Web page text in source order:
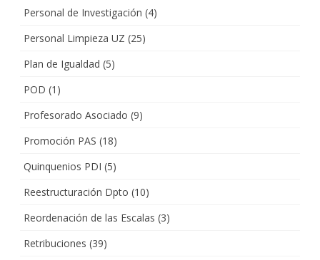
Personal de Investigación (4)
Personal Limpieza UZ (25)
Plan de Igualdad (5)
POD (1)
Profesorado Asociado (9)
Promoción PAS (18)
Quinquenios PDI (5)
Reestructuración Dpto (10)
Reordenación de las Escalas (3)
Retribuciones (39)